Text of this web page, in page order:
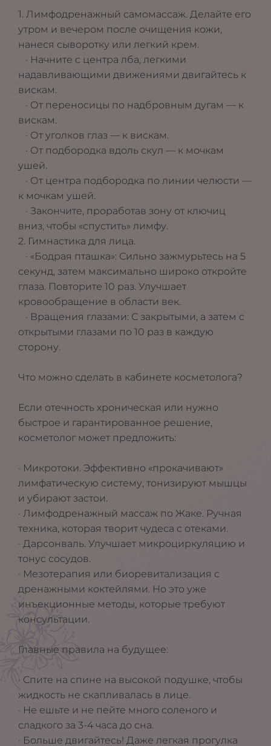
1. Лимфодренажный самомассаж. Делайте его
утром и вечером после очищения кожи,
нанеся сыворотку или легкий крем.
· Начните с центра лба, легкими
надавливающими движениями двигайтесь к
вискам.
· От переносицы по надбровным дугам — к
вискам.
· От уголков глаз — к вискам.
· От подбородка вдоль скул — к мочкам
ушей.
· От центра подбородка по линии челюсти —
к мочкам ушей.
· Закончите, проработав зону от ключиц
вниз, чтобы «спустить» лимфу.
2. Гимнастика для лица.
· «Бодрая пташка»: Сильно зажмурьтесь на 5
секунд, затем максимально широко откройте
глаза. Повторите 10 раз. Улучшает
кровообращение в области век.
· Вращения глазами: С закрытыми, а затем с
открытыми глазами по 10 раз в каждую
сторону.
Что можно сделать в кабинете косметолога?
Если отечность хроническая или нужно
быстрое и гарантированное решение,
косметолог может предложить:
· Микротоки. Эффективно «прокачивают»
лимфатическую систему, тонизируют мышцы
и убирают застои.
· Лимфодренажный массаж по Жаке. Ручная
техника, которая творит чудеса с отеками.
· Дарсонваль. Улучшает микроциркуляцию и
тонус сосудов.
· Мезотерапия или биоревитализация с
дренажными коктейлями. Но это уже
инъекционные методы, которые требуют
консультации.
Главные правила на будущее:
· Спите на спине на высокой подушке, чтобы
жидкость не скапливалась в лице.
· Не ешьте и не пейте много соленого и
сладкого за 3-4 часа до сна.
· Больше двигайтесь! Даже легкая прогулка